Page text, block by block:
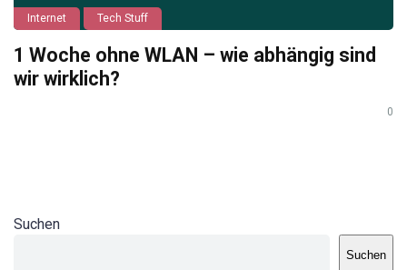
Internet Tech Stuff
1 Woche ohne WLAN – wie abhängig sind
wir wirklich?
0
Suchen
Suchen